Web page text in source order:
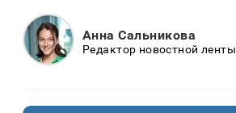
Анна Сальникова
Редактор новостной ленты